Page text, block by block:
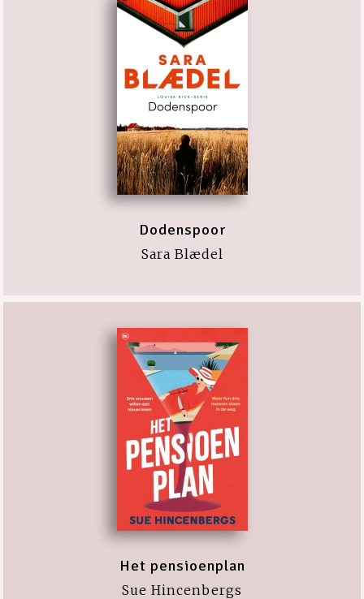
Dodenspoor
Sara Blædel
Het pensioenplan
Sue Hincenbergs